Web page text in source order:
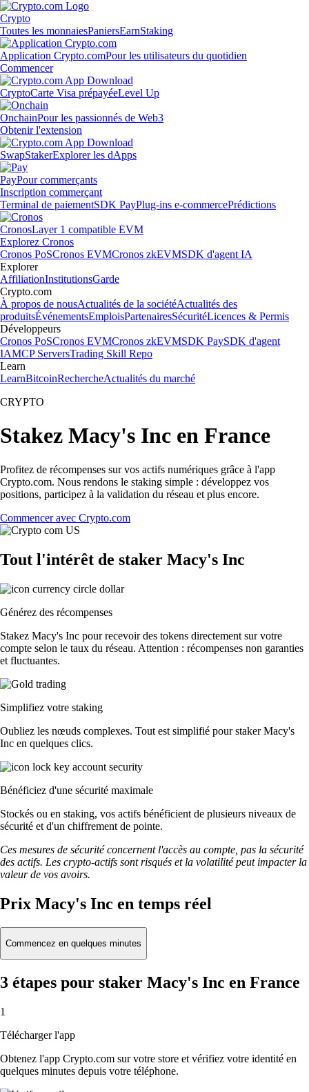
Crypto
Toutes les monnaiesPaniersEarnStaking
Application Crypto.comPour les utilisateurs du quotidien
Commencer
CryptoCarte Visa prépayéeLevel Up
OnchainPour les passionnés de Web3
Obtenir l'extension
SwapStakerExplorer les dApps
PayPour commerçants
Inscription commerçant
Terminal de paiementSDK PayPlug-ins e-commercePrédictions
CronosLayer 1 compatible EVM
Explorez Cronos
Cronos PoSCronos EVMCronos zkEVMSDK d'agent IA
Explorer
AffiliationInstitutionsGarde
Crypto.com
À propos de nousActualités de la sociétéActualités des
produitsÉvénementsEmploisPartenairesSécuritéLicences & Permis
Développeurs
Cronos PoSCronos EVMCronos zkEVMSDK PaySDK d'agent
IAMCP ServersTrading Skill Repo
Learn
LearnBitcoinRechercheActualités du marché
CRYPTO
Stakez Macy's Inc en France
Profitez de récompenses sur vos actifs numériques grâce à l'app
Crypto.com. Nous rendons le staking simple : développez vos
positions, participez à la validation du réseau et plus encore.
Commencer avec Crypto.com
Tout l'intérêt de staker Macy's Inc
Générez des récompenses
Stakez Macy's Inc pour recevoir des tokens directement sur votre
compte selon le taux du réseau. Attention : récompenses non garanties
et fluctuantes.
Simplifiez votre staking
Oubliez les nœuds complexes. Tout est simplifié pour staker Macy's
Inc en quelques clics.
Bénéficiez d'une sécurité maximale
Stockés ou en staking, vos actifs bénéficient de plusieurs niveaux de
sécurité et d'un chiffrement de pointe.
Ces mesures de sécurité concernent l'accès au compte, pas la sécurité
des actifs. Les crypto-actifs sont risqués et la volatilité peut impacter la
valeur de vos avoirs.
Prix Macy's Inc en temps réel
Commencez en quelques minutes
3 étapes pour staker Macy's Inc en France
1
Télécharger l'app
Obtenez l'app Crypto.com sur votre store et vérifiez votre identité en
quelques minutes depuis votre téléphone.